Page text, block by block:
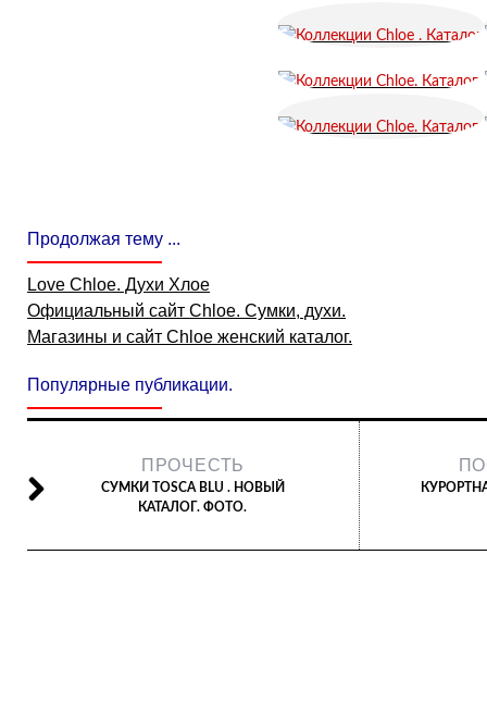
Продолжая тему ...
Love Chloe. Духи Хлое
Официальный сайт Chloe. Сумки, духи.
Магазины и сайт Chloe женский каталог.
Популярные публикации.
ПРОЧЕСТЬ
СУМКИ TOSCA BLU . НОВЫЙ
КАТАЛОГ. ФОТО.